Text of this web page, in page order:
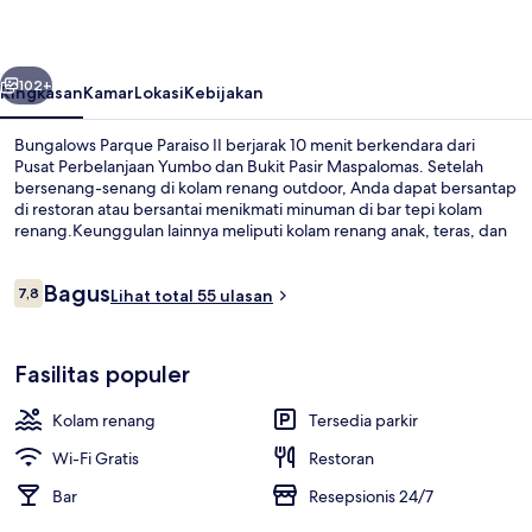
Berikutnya
102+
RingkasanKamarLokasiKebijakan
Bungalows Parque Paraiso II berjarak 10 menit berkendara dari
Pusat Perbelanjaan Yumbo dan Bukit Pasir Maspalomas. Setelah
bersenang-senang di kolam renang outdoor, Anda dapat bersantap
di restoran atau bersantai menikmati minuman di bar tepi kolam
renang.Keunggulan lainnya meliputi kolam renang anak, teras, dan
Ulasan
7,87,8 dari 10
BagusLihat total 55 ulasan
Fasilitas populer
Kolam renang
Tersedia parkir
Wi-Fi Gratis
Restoran
Bar
Resepsionis 24/7